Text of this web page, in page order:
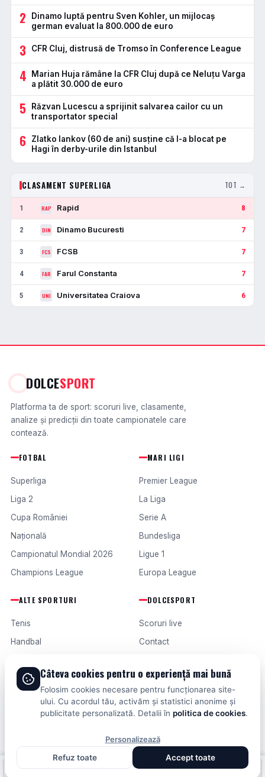
2
Dinamo luptă pentru Sven Kohler, un mijlocaș
german evaluat la 800.000 de euro
3 CFR Cluj, distrusă de Tromso în Conference League
4
Marian Huja rămâne la CFR Cluj după ce Neluțu Varga
a plătit 30.000 de euro
5
Răzvan Lucescu a sprijinit salvarea cailor cu un
transportator special
6
Zlatko Iankov (60 de ani) susține că l-a blocat pe
Hagi în derby-urile din Istanbul
CLASAMENT SUPERLIGA TOT →
1 RAP Rapid 8
2 DIN Dinamo Bucuresti 7
3 FCS FCSB 7
4 FAR Farul Constanta 7
5 UNI Universitatea Craiova 6
DOLCESPORT
Platforma ta de sport: scoruri live, clasamente,
analize și predicții din toate campionatele care
contează.
FOTBAL
Superliga
Liga 2
Cupa României
Națională
Campionatul Mondial 2026
Champions League
MARI LIGI
Premier League
La Liga
Serie A
Bundesliga
Ligue 1
Europa League
ALTE SPORTURI
Tenis
Handbal
Formula 1
Fotbal intern
Fotbal extern
DOLCESPORT
Scoruri live
Contact
Termeni și condiții
© 2026 DOLCESPORT. TOATE DREPTURILE REZERVATE.
SCORURI, CLASAMENTE ȘI ANALIZE DIN TOATE COMPETIȚIILE
Fotbal intern Fotbal extern Scoruri live
Câteva cookies pentru o experiență mai bună
Folosim cookies necesare pentru funcționarea site-
ului. Cu acordul tău, activăm și statistici anonime și
publicitate personalizată. Detalii în politica de cookies.
Personalizează
Refuz toate
Accept toate